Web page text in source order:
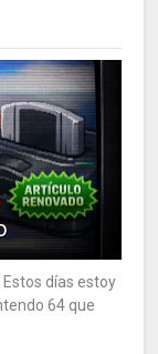
días estoy
64 que